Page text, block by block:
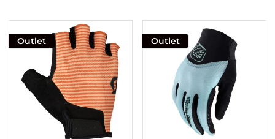
Outlet Outlet